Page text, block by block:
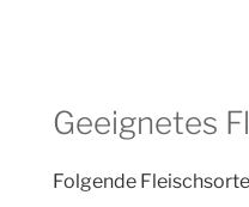
Geeignetes
Folgende